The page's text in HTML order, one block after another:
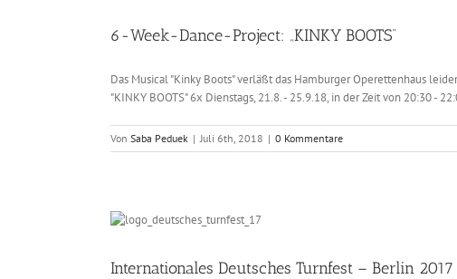
6-Week-Dance-Project: „KINKY BOOTS“
Das Musical "Kinky Boots" verläßt das Hamburger Operettenhaus
"KINKY BOOTS" 6x Dienstags, 21.8. - 25.9.18, in der Zeit von 20:30 -
Von Saba Peduek | Juli 6th, 2018 | 0 Kommentare
Internationales Deutsches Turnfest – Berlin 2017